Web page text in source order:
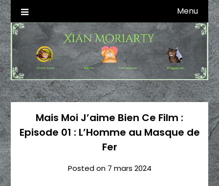
Skip
to
content
Xian Moriarty
Autrice SFFF & Blogueuse & Streameuse Menu
Mais Moi J’aime Bien Ce Film :
Episode 01 : L’Homme au Masque de
Fer
Posted on 7 mars 2024